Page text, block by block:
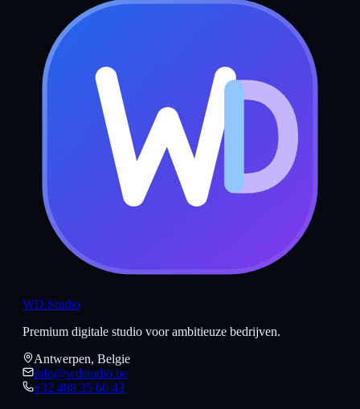
WD.Studio
Premium digitale studio voor ambitieuze bedrijven.
Antwerpen, Belgie
info@wdstudio.be
+32 488 35 60 43